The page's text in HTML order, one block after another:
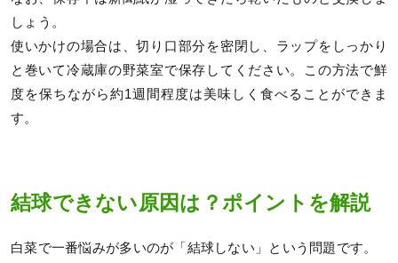
しょう。
使いかけの場合は、切り口部分を密閉し、ラップをしっかり
と巻いて冷蔵庫の野菜室で保存してください。この方法で鮮
度を保ちながら約1週間程度は美味しく食べることができま
す。
結球できない原因は？ポイントを解説
白菜で一番悩みが多いのが「結球しない」という問題です。